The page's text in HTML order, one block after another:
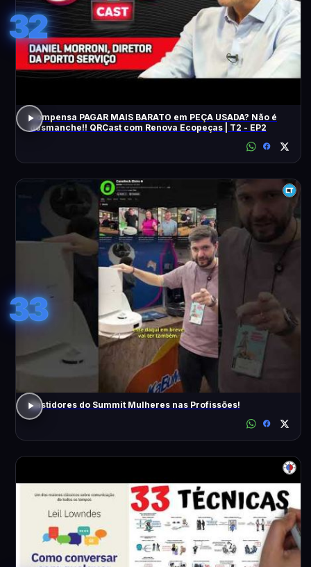
32
Compensa PAGAR MAIS BARATO em PEÇA USADA? Não é
desmanche!! QRCast com Renova Ecopeças | T2 - EP2
33
Bastidores do Summit Mulheres nas Profissões!